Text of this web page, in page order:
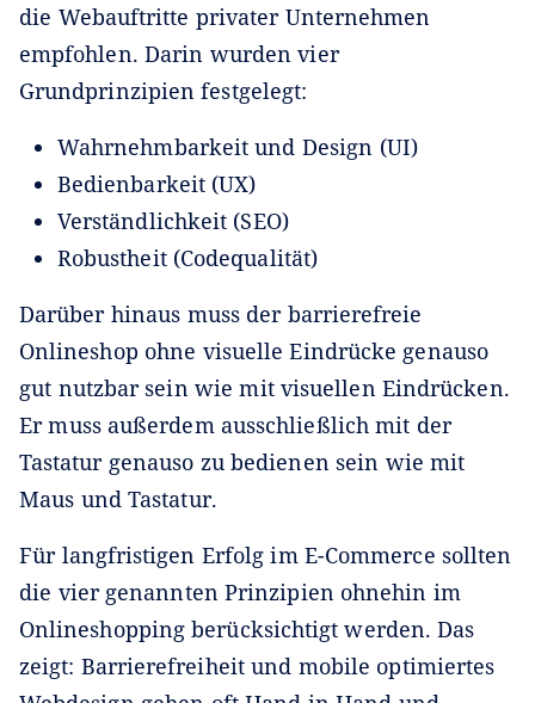
die Webauftritte privater Unternehmen
empfohlen. Darin wurden vier
Grundprinzipien festgelegt:
Wahrnehmbarkeit und Design (UI)
Bedienbarkeit (UX)
Verständlichkeit (SEO)
Robustheit (Codequalität)
Darüber hinaus muss der barrierefreie
Onlineshop ohne visuelle Eindrücke genauso
gut nutzbar sein wie mit visuellen Eindrücken.
Er muss außerdem ausschließlich mit der
Tastatur genauso zu bedienen sein wie mit
Maus und Tastatur.
Für langfristigen Erfolg im E-Commerce sollten
die vier genannten Prinzipien ohnehin im
Onlineshopping berücksichtigt werden. Das
zeigt: Barrierefreiheit und mobile optimiertes